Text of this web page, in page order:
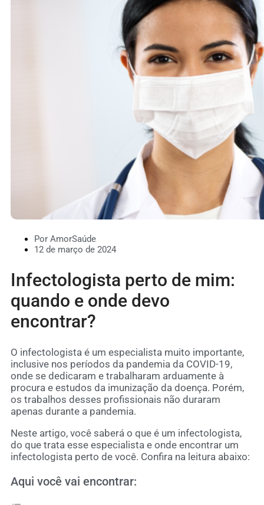
Por AmorSaúde
12 de março de 2024
Infectologista perto de mim:
quando e onde devo
encontrar?
O infectologista é um especialista muito importante,
inclusive nos períodos da pandemia da COVID-19,
onde se dedicaram e trabalharam arduamente à
procura e estudos da imunização da doença. Porém,
os trabalhos desses profissionais não duraram
apenas durante a pandemia.
Neste artigo, você saberá o que é um infectologista,
do que trata esse especialista e onde encontrar um
infectologista perto de você. Confira na leitura abaixo:
Aqui você vai encontrar: